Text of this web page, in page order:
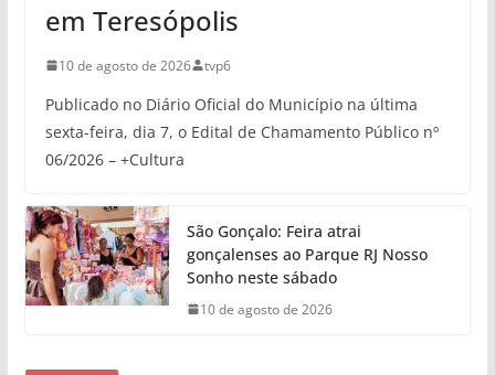
em Teresópolis
10 de agosto de 2026 tvp6
Publicado no Diário Oficial do Município na última
sexta-feira, dia 7, o Edital de Chamamento Público nº
06/2026 – +Cultura
São Gonçalo: Feira atrai
gonçalenses ao Parque RJ Nosso
Sonho neste sábado
10 de agosto de 2026